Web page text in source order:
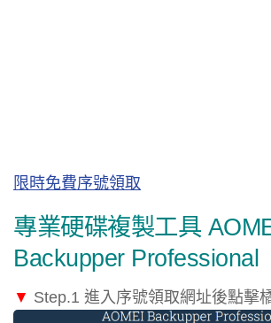
限時免費序號領取
專業硬碟複製工具
Backupper Professional
▼ Step.1 進入序號領取網址後點擊